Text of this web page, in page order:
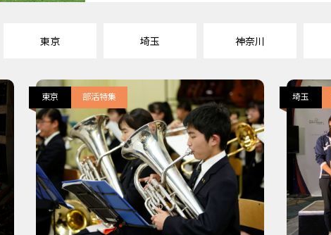
東京 埼玉 神奈川
東京 部活特集 埼玉